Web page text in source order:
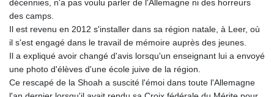
décennies, n'a pas voulu parler de l'Allemagne ni des horreurs
des camps.
Il est revenu en 2012 s'installer dans sa région natale, à Leer, où
il s'est engagé dans le travail de mémoire auprès des jeunes.
Il a expliqué avoir changé d'avis lorsqu'un enseignant lui a envoyé
une photo d'élèves d'une école juive de la région.
Ce rescapé de la Shoah a suscité l'émoi dans toute l'Allemagne